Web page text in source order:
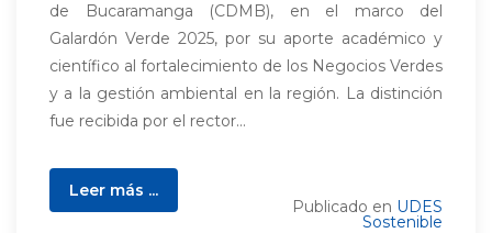
de Bucaramanga (CDMB), en el marco del
Galardón Verde 2025, por su aporte académico y
científico al fortalecimiento de los Negocios Verdes
y a la gestión ambiental en la región. La distinción
fue recibida por el rector...
Leer más ...
Publicado en UDES
Sostenible